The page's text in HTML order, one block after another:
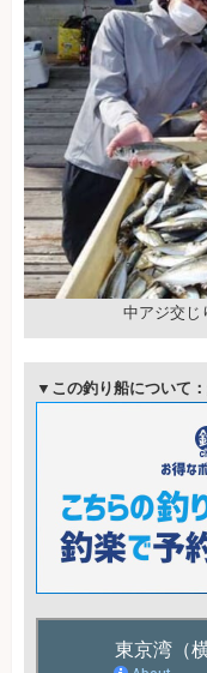
中アジ交じ
▼この釣り船について：